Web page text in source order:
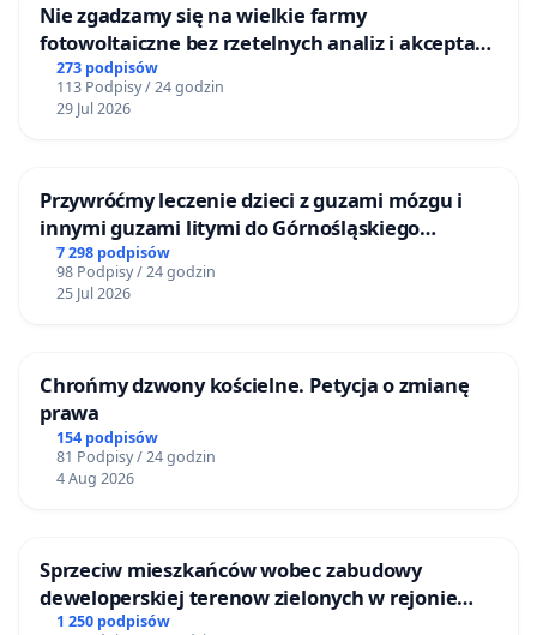
Nie zgadzamy się na wielkie farmy
fotowoltaiczne bez rzetelnych analiz i akceptacji
mieszkańców
273 podpisów
113 Podpisy / 24 godzin
29 Jul 2026
Przywróćmy leczenie dzieci z guzami mózgu i
innymi guzami litymi do Górnośląskiego
Centrum Zdrowia Dziecka w Katowicach
7 298 podpisów
98 Podpisy / 24 godzin
25 Jul 2026
Chrońmy dzwony kościelne. Petycja o zmianę
prawa
154 podpisów
81 Podpisy / 24 godzin
4 Aug 2026
Sprzeciw mieszkańców wobec zabudowy
deweloperskiej terenow zielonych w rejonie
Bulwarów Straceńskich w Bielsku-Białej
1 250 podpisów